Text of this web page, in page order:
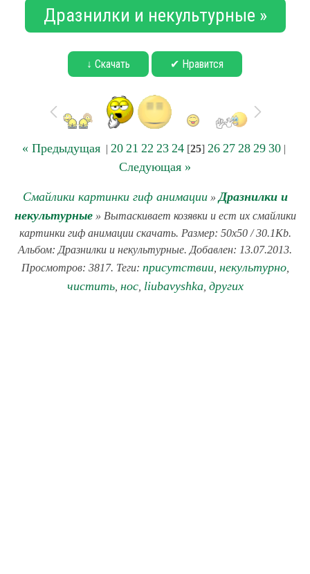
Дразнилки и некультурные »
↓ Скачать ✔ Нравится
« Предыдущая| 20 21 22 23 24[25] 26 27 28 29 30|
Следующая »
Смайлики картинки гиф анимации» Дразнилки и
некультурные» Вытаскивает козявки и ест их смайлики
картинки гиф анимации скачать. Размер: 50x50 / 30.1Kb.
Альбом: Дразнилки и некультурные. Добавлен: 13.07.2013.
Просмотров: 3817. Теги: присутствии, некультурно,
чистить, нос, liubavyshka, других